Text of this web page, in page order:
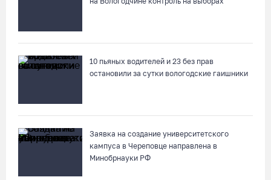
10 пьяных водителей и 23 без прав
остановили за сутки вологодские гаишники
Заявка на создание университетского
кампуса в Череповце направлена в
Минобрнауки РФ